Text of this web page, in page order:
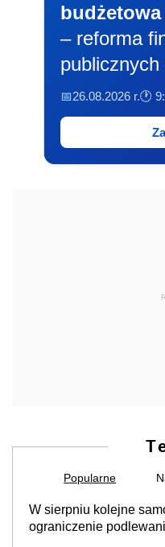
– reforma
📅26.08.2026 r.🕐
Popularne
W sierpniu kolejne
ograniczenie